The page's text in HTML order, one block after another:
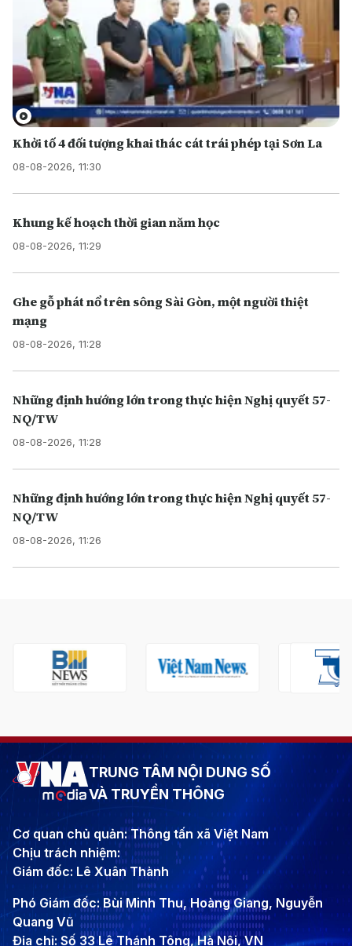
Khởi tố 4 đối tượng khai thác cát trái phép tại Sơn La
08-08-2026, 11:30
Khung kế hoạch thời gian năm học
08-08-2026, 11:29
Ghe gỗ phát nổ trên sông Sài Gòn, một người thiệt
mạng
08-08-2026, 11:28
Những định hướng lớn trong thực hiện Nghị quyết 57-
NQ/TW
08-08-2026, 11:28
Những định hướng lớn trong thực hiện Nghị quyết 57-
NQ/TW
08-08-2026, 11:26
TRUNG TÂM NỘI DUNG SỐ
VÀ TRUYỀN THÔNG
Cơ quan chủ quản: Thông tấn xã Việt Nam
Chịu trách nhiệm:
Giám đốc: Lê Xuân Thành
Phó Giám đốc: Bùi Minh Thu, Hoàng Giang, Nguyễn
Quang Vũ
Địa chỉ: Số 33 Lê Thánh Tông, Hà Nội, VN